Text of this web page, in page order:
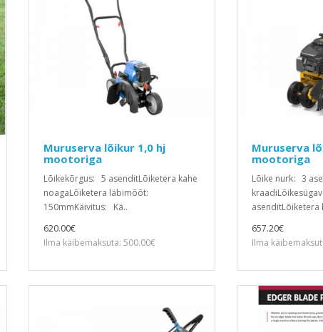
Muruserva lõikur 1,0 hj
mootoriga
Lõikekõrgus: 5 asenditLõiketera kahe
noagaLõiketera läbimõõt:
150mmKäivitus: Kä..
620.00€
Ilma käibemaksuta: 500.00€
Muruserva
mootoriga
Lõike nurk: 3
asenditLõiketera
657.20€
Ilma